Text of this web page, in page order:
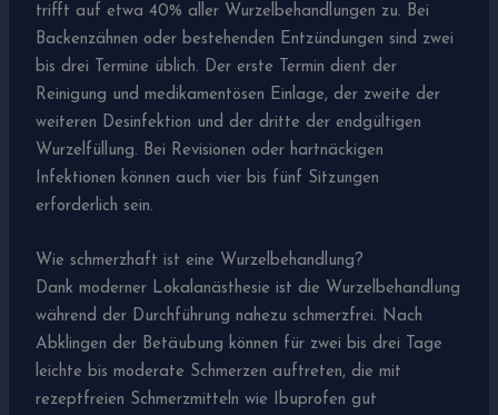
trifft auf etwa 40% aller Wurzelbehandlungen zu. Bei
Backenzähnen oder bestehenden Entzündungen sind zwei
bis drei Termine üblich. Der erste Termin dient der
Reinigung und medikamentösen Einlage, der zweite der
weiteren Desinfektion und der dritte der endgültigen
Wurzelfüllung. Bei Revisionen oder hartnäckigen
Infektionen können auch vier bis fünf Sitzungen
erforderlich sein.
Wie schmerzhaft ist eine Wurzelbehandlung?
Dank moderner Lokalanästhesie ist die Wurzelbehandlung
während der Durchführung nahezu schmerzfrei. Nach
Abklingen der Betäubung können für zwei bis drei Tage
leichte bis moderate Schmerzen auftreten, die mit
rezeptfreien Schmerzmitteln wie Ibuprofen gut